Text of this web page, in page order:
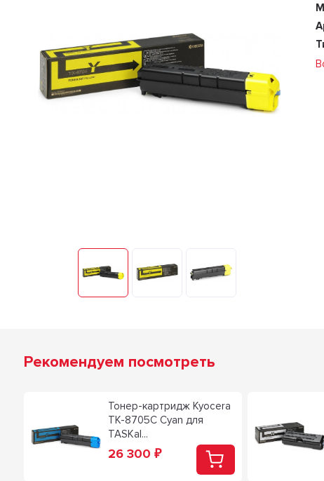
Рекомендуем посмотреть
Тонер-картридж Kyocera
TK-8705C Cyan для
TASKal...
26 300₽